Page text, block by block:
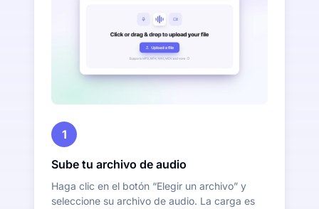
1
Sube tu archivo de audio
Haga clic en el botón “Elegir un archivo” y
seleccione su archivo de audio. La carga es